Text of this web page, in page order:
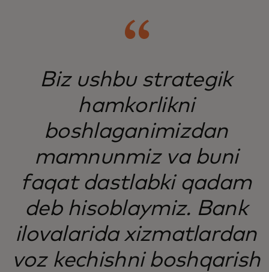
Biz ushbu strategik
hamkorlikni
boshlaganimizdan
mamnunmiz va buni
faqat dastlabki qadam
deb hisoblaymiz. Bank
ilovalarida xizmatlardan
voz kechishni boshqarish